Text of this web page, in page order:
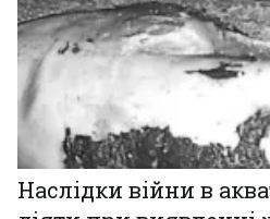
Наслідки війни в